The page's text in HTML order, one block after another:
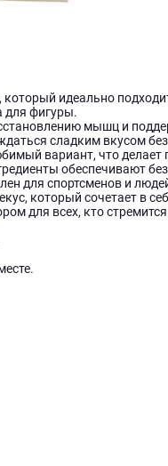
идеально
для фигуры.
мышц и
сладким вкусом
вариант, что делает
обеспечивают
для спортсменов и
который сочетает в
для всех, кто